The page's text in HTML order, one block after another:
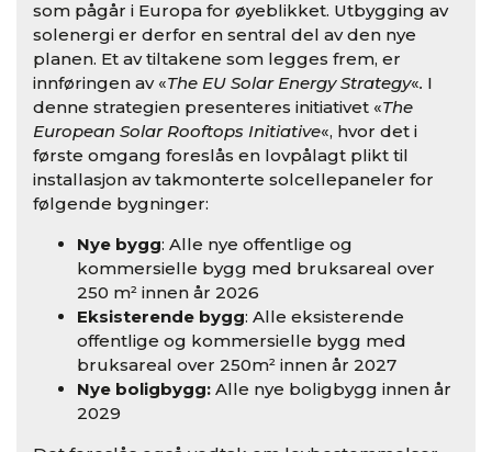
som pågår i Europa for øyeblikket. Utbygging av
solenergi er derfor en sentral del av den nye
planen. Et av tiltakene som legges frem, er
innføringen av «The EU Solar Energy Strategy«. I
denne strategien presenteres initiativet «The
European Solar Rooftops Initiative«, hvor det i
første omgang foreslås en lovpålagt plikt til
installasjon av takmonterte solcellepaneler for
følgende bygninger:
Nye bygg: Alle nye offentlige og
kommersielle bygg med bruksareal over
250 m² innen år 2026
Eksisterende bygg: Alle eksisterende
offentlige og kommersielle bygg med
bruksareal over 250m² innen år 2027
Nye boligbygg: Alle nye boligbygg innen år
2029